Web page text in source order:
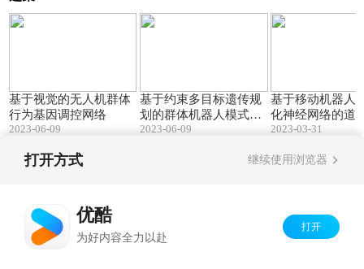
基于视觉的无人机群体
行为基因调控网络
2023-06-09
基于约束多目标遗传规
划的群体机器人模式自
动生成
2023-06-09
基于移动机器人
化神经网络的道
实时分割
2023-03-31
打开方式 继续使用浏览器
优酷
为好内容全力以赴
打开